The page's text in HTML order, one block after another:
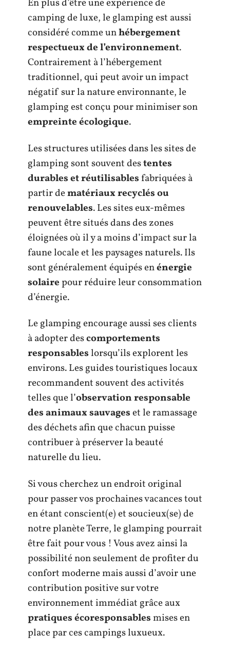
En plus d’être une expérience de
camping de luxe, le glamping est aussi
considéré comme unhébergement
respectueux de l’environnement.
Contrairement à l’hébergement
traditionnel, qui peut avoir un impact
négatif sur la nature environnante, le
glamping est conçu pour minimiser son
empreinte écologique.
Les structures utilisées dans les sites de
glamping sont souvent destentes
durables et réutilisablesfabriquées à
partir dematériaux recyclés ou
renouvelables. Les sites eux-mêmes
peuvent être situés dans des zones
éloignées où il y a moins d’impact sur la
faune locale et les paysages naturels. Ils
sont généralement équipés enénergie
solairepour réduire leur consommation
d’énergie.
Le glamping encourage aussi ses clients
à adopter descomportements
responsableslorsqu’ils explorent les
environs. Les guides touristiques locaux
recommandent souvent des activités
telles que l’observation responsable
des animaux sauvageset le ramassage
des déchets afin que chacun puisse
contribuer à préserver la beauté
naturelle du lieu.
Si vous cherchez un endroit original
pour passer vos prochaines vacances tout
en étant conscient(e) et soucieux(se) de
notre planète Terre, le glamping pourrait
être fait pour vous ! Vous avez ainsi la
possibilité non seulement de profiter du
confort moderne mais aussi d’avoir une
contribution positive sur votre
environnement immédiat grâce aux
pratiques écoresponsablesmises en
place par ces campings luxueux.